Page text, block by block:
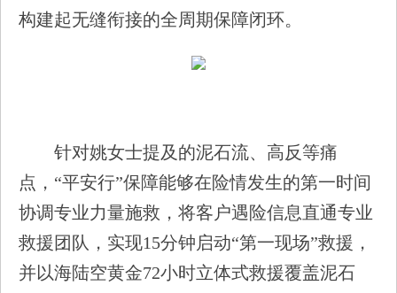
构建起无缝衔接的全周期保障闭环。
针对姚女士提及的泥石流、高反等痛
点，“平安行”保障能够在险情发生的第一时间
协调专业力量施救，将客户遇险信息直通专业
救援团队，实现15分钟启动“第一现场”救援，
并以海陆空黄金72小时立体式救援覆盖泥石